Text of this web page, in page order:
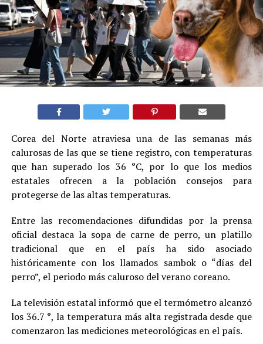
Corea del Norte atraviesa una de las semanas más
calurosas de las que se tiene registro, con temperaturas
que han superado los 36 °C, por lo que los medios
estatales ofrecen a la población consejos para
protegerse de las altas temperaturas.
Entre las recomendaciones difundidas por la prensa
oficial destaca la sopa de carne de perro, un platillo
tradicional que en el país ha sido asociado
históricamente con los llamados sambok o “días del
perro”, el periodo más caluroso del verano coreano.
La televisión estatal informó que el termómetro alcanzó
los 36.7 °, la temperatura más alta registrada desde que
comenzaron las mediciones meteorológicas en el país.